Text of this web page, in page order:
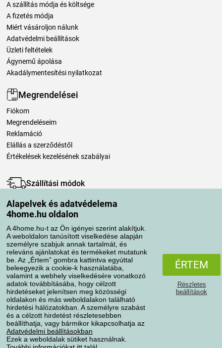
Alapelvek és adatvédelema
4home.hu oldalon
A 4home.hu-t az Ön igényei szerint alakítjuk.
A weboldalon tanúsított viselkedése alapján
személyre szabjuk annak tartalmát, és
releváns ajánlatokat és termékeket mutatunk
be. Az „Értem” gombra kattintva egyúttal
beleegyezik a cookie-k használatába,
valamint a webhely viselkedésére vonatkozó
adatok továbbításába, hogy célzott
hirdetéseket jelenítsen meg közösségi
oldalakon és más weboldalakon található
hirdetési hálózatokban. A személyre szabást
és a célzott hirdetést részletesebben
beállíthatja, vagy bármikor kikapcsolhatja az
Adatvédelmi beállításokban
Ezek a weboldalak sütiket használnak.
ÉRTEM
Részletes
beállítások
A szállítás módja és költsége
A fizetés módja
Miért vásároljon nálunk
Adatvédelmi beállítások
Üzleti feltételek
Ágynemű ápolása
Akadálymentesítési nyilatkozat
Megrendelései
Fiókom
Megrendeléseim
Reklamáció
Elállás a szerződéstől
Értékelések kezelésének szabályai
Szállítási módok
Fizetési módok
AdatvédelemSüti szabályzat
Minden jog fenntartva © 2004-2026 4home, a.s.